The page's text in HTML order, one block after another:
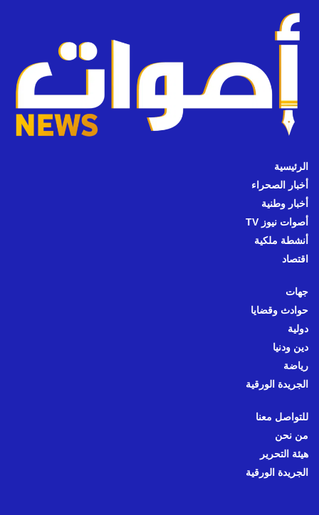
الرئيسية
أخبار الصحراء
أخبار وطنية
أصوات نيوز TV
أنشطة ملكية
اقتصاد
جهات
حوادث وقضايا
دولية
دين ودنيا
رياضة
الجريدة الورقية
للتواصل معنا
من نحن
هيئة التحرير
الجريدة الورقية